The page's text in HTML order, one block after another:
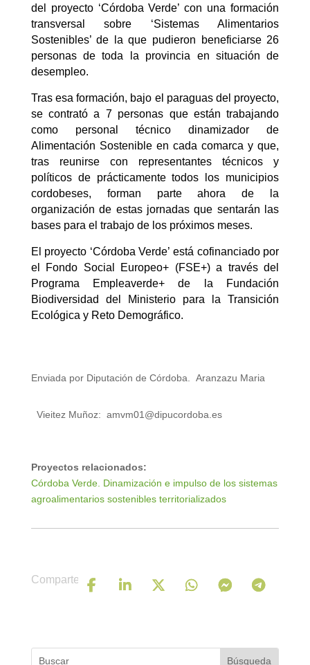
del proyecto ‘Córdoba Verde’ con una formación
transversal sobre ‘Sistemas Alimentarios
Sostenibles’ de la que pudieron beneficiarse 26
personas de toda la provincia en situación de
desempleo.
Tras esa formación, bajo el paraguas del proyecto,
se contrató a 7 personas que están trabajando
como personal técnico dinamizador de
Alimentación Sostenible en cada comarca y que,
tras reunirse con representantes técnicos y
políticos de prácticamente todos los municipios
cordobeses, forman parte ahora de la
organización de estas jornadas que sentarán las
bases para el trabajo de los próximos meses.
El proyecto ‘Córdoba Verde’ está cofinanciado por
el Fondo Social Europeo+ (FSE+) a través del
Programa Empleaverde+ de la Fundación
Biodiversidad del Ministerio para la Transición
Ecológica y Reto Demográfico.
Enviada por Diputación de Córdoba. Aranzazu Maria
Vieitez Muñoz: amvm01@dipucordoba.es
Proyectos relacionados:
Córdoba Verde. Dinamización e impulso de los sistemas
agroalimentarios sostenibles territorializados
Comparte